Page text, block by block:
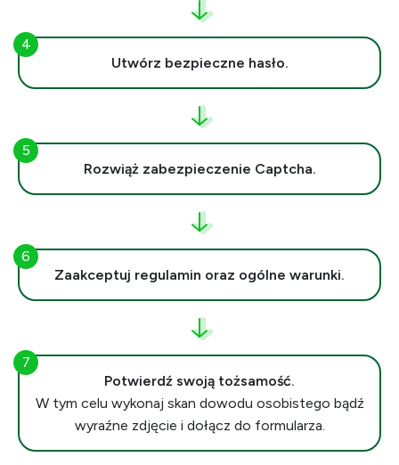
Utwórz bezpieczne hasło.
Rozwiąż zabezpieczenie Captcha.
Zaakceptuj regulamin oraz ogólne warunki.
Potwierdź swoją tożsamość.
W tym celu wykonaj skan dowodu osobistego bądź
wyraźne zdjęcie i dołącz do formularza.